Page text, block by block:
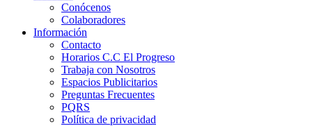
Conócenos
Colaboradores
Información
Contacto
Horarios C.C El Progreso
Trabaja con Nosotros
Espacios Publicitarios
Preguntas Frecuentes
PQRS
Política de privacidad